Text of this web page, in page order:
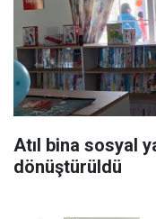
Atıl bina sosyal
dönüştürüldü